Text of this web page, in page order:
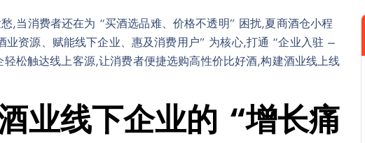
,当消费者还在为 “买酒选品难、价格不透明” 困扰,夏商酒仓小程
资源、赋能线下企业、惠及消费用户” 为核心,打通 “企业入驻 –
松触达线上客源,让消费者便捷选购高性价比好酒,构建酒业线上线
业线下企业的 “增长痛